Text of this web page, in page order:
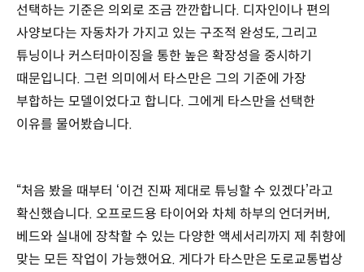
선택하는 기준은 의외로 조금 깐깐합니다. 디자인이나 편의
사양보다는 자동차가 가지고 있는 구조적 완성도, 그리고
튜닝이나 커스터마이징을 통한 높은 확장성을 중시하기
때문입니다. 그런 의미에서 타스만은 그의 기준에 가장
부합하는 모델이었다고 합니다. 그에게 타스만을 선택한
이유를 물어봤습니다.
“처음 봤을 때부터 ‘이건 진짜 제대로 튜닝할 수 있겠다’라고
확신했습니다. 오프로드용 타이어와 차체 하부의 언더커버,
베드와 실내에 장착할 수 있는 다양한 액세서리까지 제 취향에
맞는 모든 작업이 가능했어요. 게다가 타스만은 도로교통법상